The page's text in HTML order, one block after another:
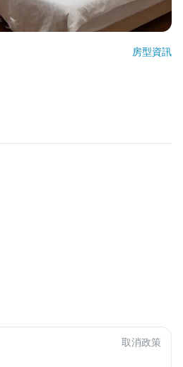
房型資訊
取消政策